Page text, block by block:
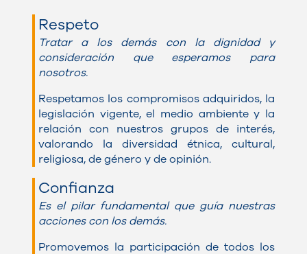
Respeto
Tratar a los demás con la dignidad y
consideración que esperamos para
nosotros.
Respetamos los compromisos adquiridos, la
legislación vigente, el medio ambiente y la
relación con nuestros grupos de interés,
valorando la diversidad étnica, cultural,
religiosa, de género y de opinión.
Confianza
Es el pilar fundamental que guía nuestras
acciones con los demás.
Promovemos la participación de todos los